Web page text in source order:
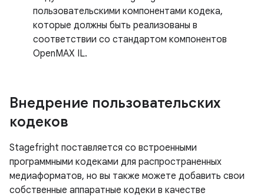
пользовательскими компонентами кодека,
которые должны быть реализованы в
соответствии со стандартом компонентов
OpenMAX IL.
Внедрение пользовательских
кодеков
Stagefright поставляется со встроенными
программными кодеками для распространенных
медиаформатов, но вы также можете добавить свои
собственные аппаратные кодеки в качестве